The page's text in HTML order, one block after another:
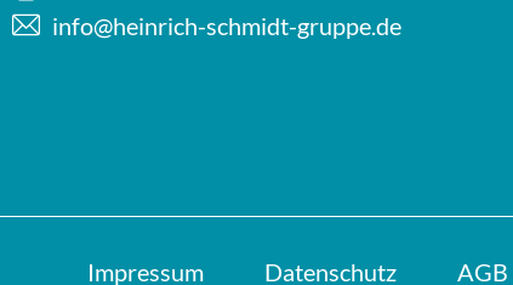
info@heinrich-schmidt-gruppe.de
Impressum Datenschutz AGB